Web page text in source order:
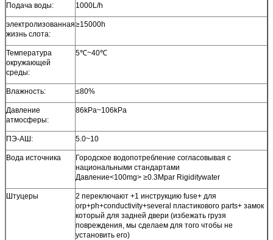
Подача воды: 1000L/h
электролизованная
жизнь слота:
≥15000h
Температура
окружающей
среды:
5℃~40℃
Влажность: ≤80%
Давление
атмосферы:
86kPa~106kPa
ПЭ-АШ: 5.0~10
Вода источника
Городское водопотребление согласовывая с
национальными стандартами
Давление<100mg> ≥0.3Mpar Rigiditywater
Штуцеры
2 переключают +1 инструкцию fuse+ для
orp+ph+conductivity+several пластикового parts+ замок
который для задней двери (избежать грузя
повреждения, мы сделаем для того чтобы не
установить его)